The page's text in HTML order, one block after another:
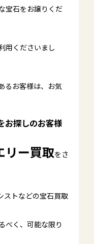
宝石をお譲りくだ
用くださいまし
るお客様は、お気
お探しのお客様
リー買取をさ
ストなどの宝石買取
べく、可能な限り